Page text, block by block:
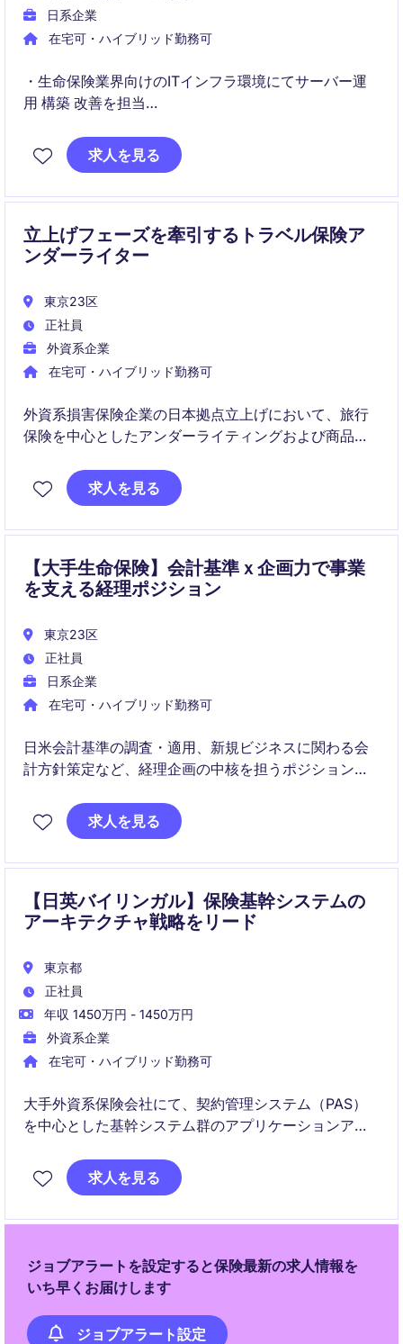
日系企業
在宅可・ハイブリッド勤務可
・生命保険業界向けのITインフラ環境にてサーバー運
用 構築 改善を担当
・上流工程から運用まで一貫して携わりながら インフ
ラ領域の専門性を高められる環境
求人を見る
立上げフェーズを牽引するトラベル保険ア
ンダーライター
東京23区
正社員
外資系企業
在宅可・ハイブリッド勤務可
外資系損害保険企業の日本拠点立上げにおいて、旅行
保険を中心としたアンダーライティングおよび商品開
ェーズにおいて、約款作成・料率算定・規制対応を含
む実務の中核としてご活躍いただきます。
求人を見る
【大手生命保険】会計基準ｘ企画力で事業
を支える経理ポジション
東京23区
正社員
日系企業
在宅可・ハイブリッド勤務可
日米会計基準の調査・適用、新規ビジネスに関わる会
計方針策定など、経理企画の中核を担うポジションで
監査対応や内部統制、部内支援を通じて、経理機能全
求人を見る
【日英バイリンガル】保険基幹システムの
アーキテクチャ戦略をリード
東京都
正社員
年収 1450万円 - 1450万円
外資系企業
在宅可・ハイブリッド勤務可
大手外資系保険会社にて、契約管理システム（PAS）
を中心とした基幹システム群のアプリケーションアー
ステム全体を俯瞰しながら、開発環境・本番環境の最
適化、システム連携強化、長期的な拡張性を見据えた
求人を見る
ジョブアラートを設定すると保険最新の求人情報を
いち早くお届けします
ジョブアラート設定